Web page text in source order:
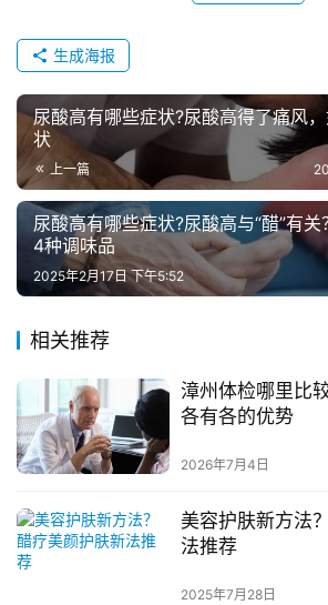
生成海报
尿酸高有哪些症状?尿酸高得了痛风
状
上一篇
尿酸高有哪些症状?尿酸高与“醋”有
4种调味品
2025年2月17日 下午5:52
相关推荐
漳州体检哪里比
各有各的优势
2026年7月4日
美容护肤新方法
法推荐
2025年7月28日